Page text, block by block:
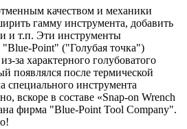
качеством и механики
гамму инструмента, добавить
и т.п. Эти инструменты
Point" ("Голубая точка")
за характерного голубоватого
появлялся после термической
специального инструмента
вскоре в составе «Snap-on Wrench
фирма "Blue-Point Tool Company".